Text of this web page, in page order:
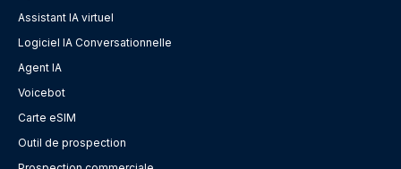
Assistant IA virtuel
Logiciel IA Conversationnelle
Agent IA
Voicebot
Carte eSIM
Outil de prospection